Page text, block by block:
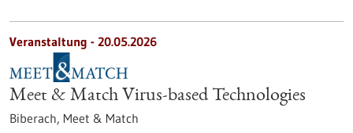
Veranstaltung - 20.05.2026
Meet & Match Virus-based Technologies
Biberach, Meet & Match